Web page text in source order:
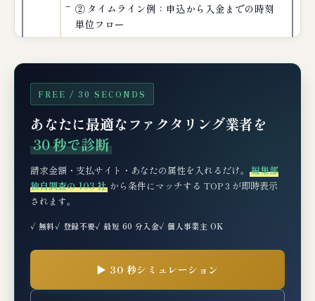
② タイムライン例：申込から入金までの時刻
単位フロー
ー）
📊 仕訳・税務処理（経理担当者向け）
例：500万円の売掛金を料率5%で2社間ファク
タリング
消費税の取扱い
🆘 もしテックペイの審査に落ちたら？次の
FREE / 30 SECONDS
あなたに最適なファクタリング業者を
30 秒で診断
請求金額・支払サイト・あなたの属性を入れるだけ。 編集部
独自調査の 103 社 から条件にマッチする TOP 3 が即時表示
されます。
✓ 無料✓ 登録不要✓ 最短 60 分入金✓ 個人事業主 OK
▶ 30 秒シミュレーション